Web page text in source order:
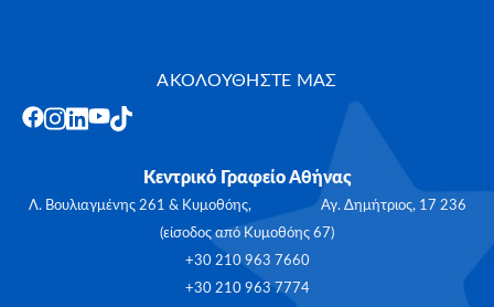
ΑΚΟΛΟΥΘΗΣΤΕ ΜΑΣ
Κεντρικό Γραφείο Αθήνας
Λ. Βουλιαγμένης 261 & Κυμοθόης, Αγ. Δημήτριος, 17 236
(είσοδος από Κυμοθόης 67)
+30 210 963 7660
+30 210 963 7774